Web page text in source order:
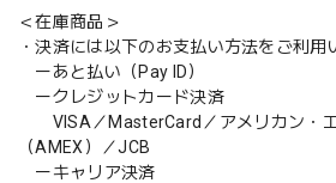
＜在庫商品＞
・決済には以下のお支払い方法をご利用
ーあと払い（Pay ID）
ークレジットカード決済
VISA／MasterCard／アメリカン・エ
（AMEX）／JCB
ーキャリア決済